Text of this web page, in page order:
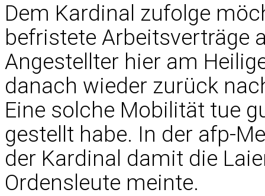
Dem Kardinal zufolge
befristete Arbeitsverträge
Angestellter hier am
danach wieder zurück
Eine solche Mobilität tue
gestellt habe. In der afp-
der Kardinal damit die
Ordensleute meinte.